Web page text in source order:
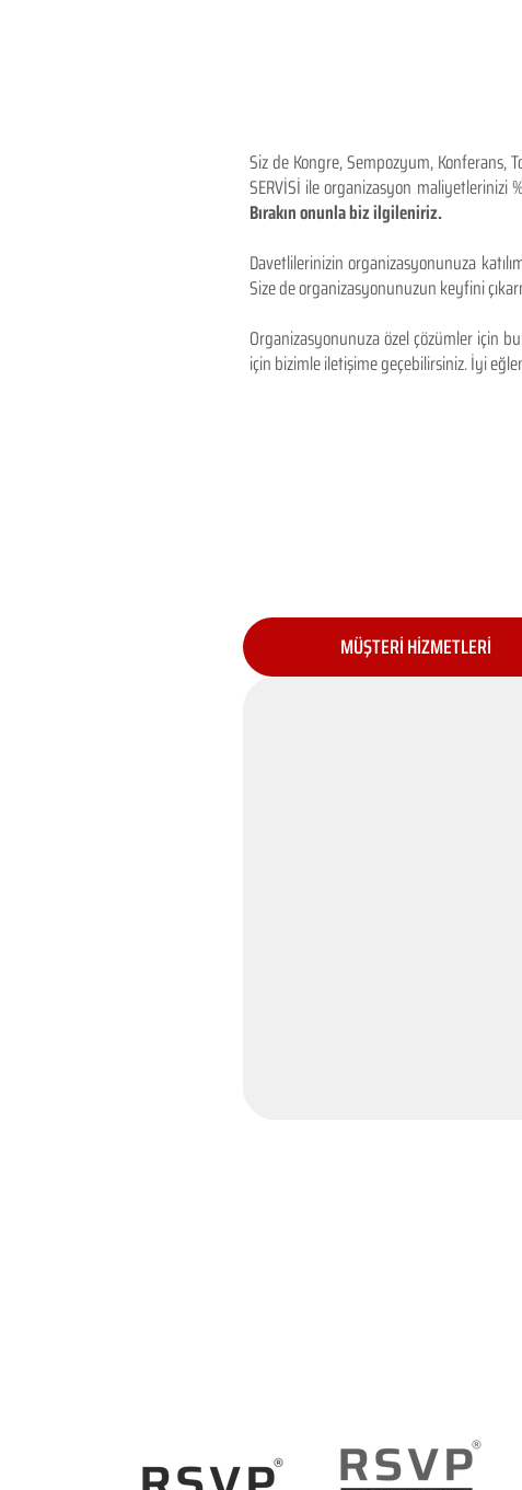
Siz de Kongre, Sempozyum, Konferans,
SERVİSİ ile organizasyon maliyetlerinizi
Bırakın onunla biz ilgileniriz.
Davetlilerinizin organizasyonunuza
Size de organizasyonunuzun keyfini
Organizasyonunuza özel çözümler için
için bizimle iletişime geçebilirsiniz. İyi
MÜŞTERİ HİZMETLERİ